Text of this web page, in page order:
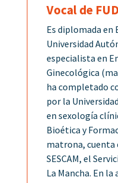
Vocal de
Es diplomada en
Universidad
especialista en
Ginecológica
ha completado
por la
en sexología
Bioética y
matrona, cuenta
SESCAM, el
La Mancha. En